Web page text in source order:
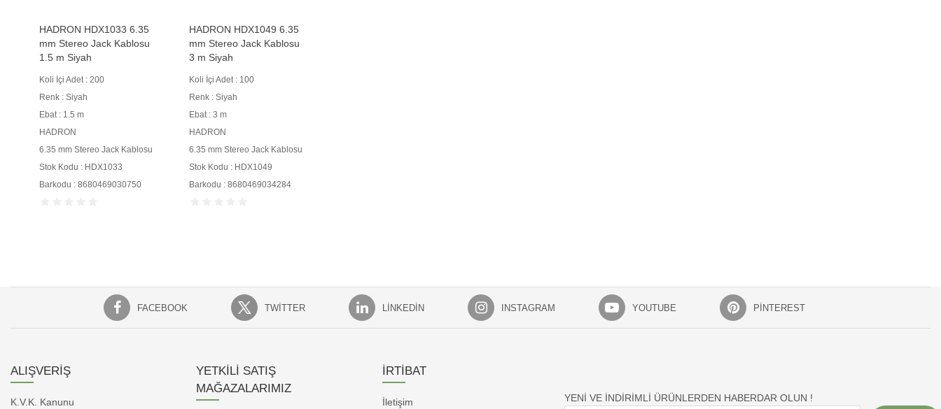
HADRON HDX1033 6.35
mm Stereo Jack Kablosu
1.5 m Siyah
Koli İçi Adet : 200
Renk : Siyah
Ebat : 1.5 m
HADRON
6.35 mm Stereo Jack Kablosu
Stok Kodu : HDX1033
Barkodu : 8680469030750
HADRON HDX1049 6.35
mm Stereo Jack Kablosu
3 m Siyah
Koli İçi Adet : 100
Renk : Siyah
Ebat : 3 m
HADRON
6.35 mm Stereo Jack Kablosu
Stok Kodu : HDX1049
Barkodu : 8680469034284
FACEBOOK TWITTER LINKEDIN INSTAGRAM YOUTUBE PINTEREST
ALIŞVERİŞ
K.V.K. Kanunu
YETKİLİ SATIŞ
MAĞAZALARIMIZ
İRTİBAT
İletişim YENİ VE İNDİRİMLİ ÜRÜNLERDEN HABERDAR OLUN !